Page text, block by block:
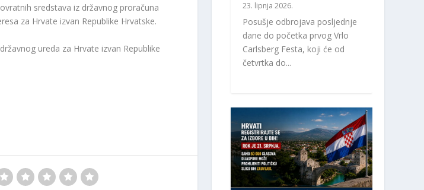
sredstava iz državnog proračuna
za Hrvate izvan Republike Hrvatske.
ureda za Hrvate izvan Republike
23. lipnja 2026.
Posušje odbrojava posljednje
dane do početka prvog Vrlo
Carlsberg Festa, koji će od
četvrtka do...